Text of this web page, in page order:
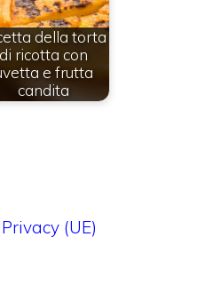
della torta
di ricotta con
e frutta
candita
(UE)